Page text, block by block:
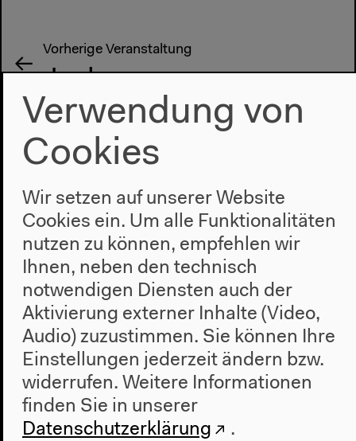
Vorherige Veranstaltung
Jack
secret (Loulou, das
unglaubliche
Geheimnis)
Verwendung von
Cookies
Wir setzen auf unserer Website
Cookies ein. Um alle Funktionalitäten
nutzen zu können, empfehlen wir
Ihnen, neben den technisch
notwendigen Diensten auch der
Aktivierung externer Inhalte (Video,
Audio) zuzustimmen. Sie können Ihre
Einstellungen jederzeit ändern bzw.
widerrufen. Weitere Informationen
finden Sie in unserer
Datenschutzerklärung
.